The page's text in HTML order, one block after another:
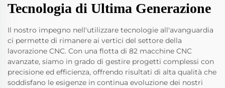
Tecnologia di Ultima Generazione
Il nostro impegno nell'utilizzare tecnologie all'avanguardia
ci permette di rimanere ai vertici del settore della
lavorazione CNC. Con una flotta di 82 macchine CNC
avanzate, siamo in grado di gestire progetti complessi con
precisione ed efficienza, offrendo risultati di alta qualità che
soddisfano le esigenze in continua evoluzione dei nostri